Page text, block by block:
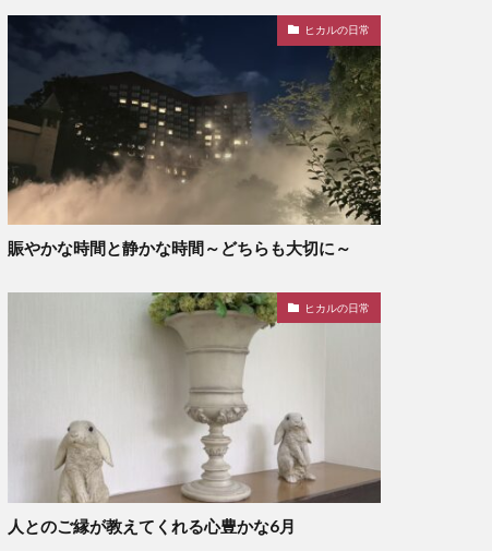
ヒカルの日常
賑やかな時間と静かな時間～どちらも大切に～
ヒカルの日常
人とのご縁が教えてくれる心豊かな6月